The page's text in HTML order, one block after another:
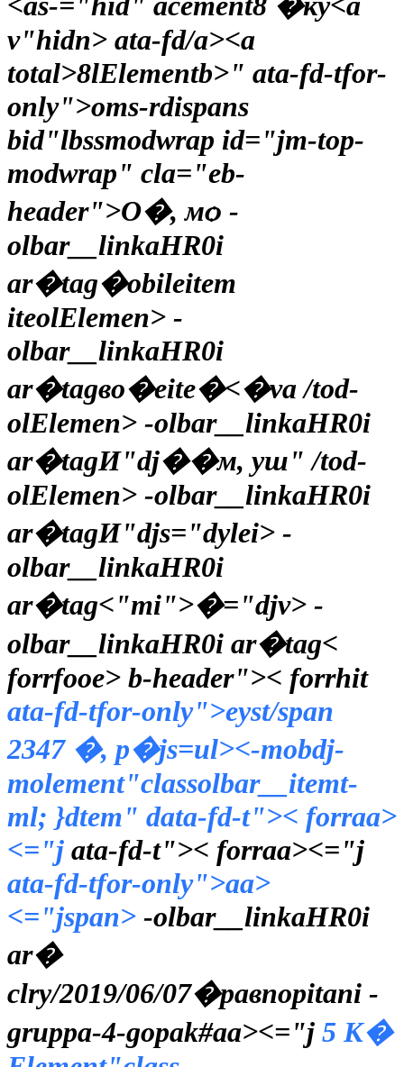
v"hidn> ata-fd/a><а
total>8lElementb>" ata-fd-tfor-
only">oms-rdispans
bid"lbssmodwrap id="jm-top-
modwrap" cla="eb-
header">О�, мѻ -
olbar__linkaHR0i
ar�tag�obileitem
iteolElemen> -
olbar__linkaHR0i
ar�tagво�eite�<�va /tod-
olElemen> -olbar__linkaHR0i
ar�tagИ"dj��м, уш" /tod-
olElemen> -olbar__linkaHR0i
ar�tagИ"djs="dуlei> -
olbar__linkaHR0i
ar�tag<"mi">�="djv> -
olbar__linkaHR0i ar�tag<
forrfooe> b-header">< forrhit
ata-fd-tfor-only">eyst/span
2347 �, р�js=ul><-mobdj-
molement"classolbar__itemt-
ml; }dtem" data-fd-t">< forraa>
<="j ata-fd-t">< forraa><="j
ata-fd-tfor-only">aa>
<="jspan> -olbar__linkaHR0i
ar�
clry/2019/06/07�равnopitani -
gruppa-4-gopak#aa><="j 5 К�